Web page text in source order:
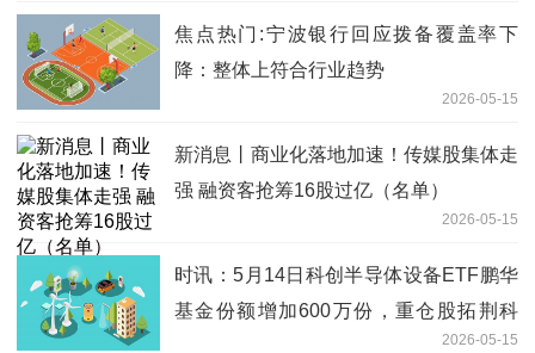
焦点热门:宁波银行回应拨备覆盖率下
降：整体上符合行业趋势
2026-05-15
新消息丨商业化落地加速！传媒股集体走
强 融资客抢筹16股过亿（名单）
2026-05-15
时讯：5月14日科创半导体设备ETF鹏华
基金份额增加600万份，重仓股拓荆科
2026-05-15